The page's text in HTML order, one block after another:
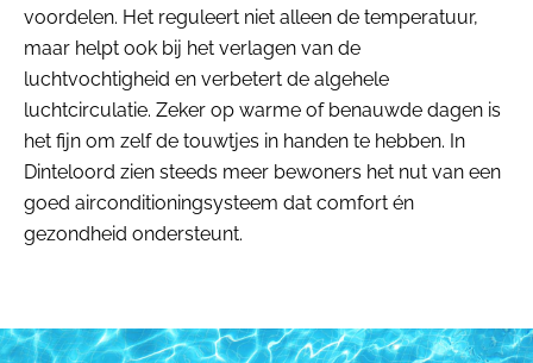
voordelen. Het reguleert niet alleen de temperatuur,
maar helpt ook bij het verlagen van de
luchtvochtigheid en verbetert de algehele
luchtcirculatie. Zeker op warme of benauwde dagen is
het fijn om zelf de touwtjes in handen te hebben. In
Dinteloord zien steeds meer bewoners het nut van een
goed airconditioningsysteem dat comfort én
gezondheid ondersteunt.